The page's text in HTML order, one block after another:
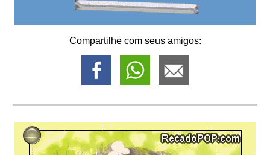
Compartilhe com seus amigos: